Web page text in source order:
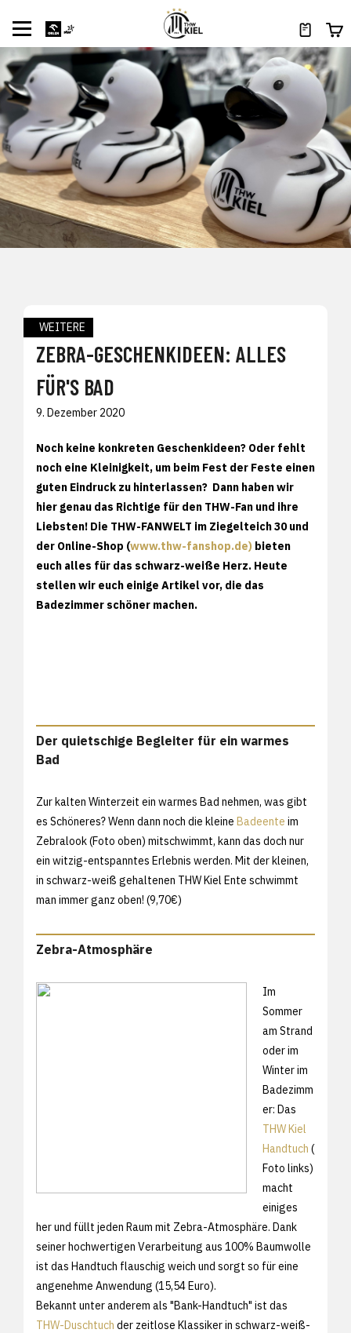
WEITERE
ZEBRA-GESCHENKIDEEN: ALLES
FÜR'S BAD
9. Dezember 2020
Noch keine konkreten Geschenkideen? Oder fehlt
noch eine Kleinigkeit, um beim Fest der Feste einen
guten Eindruck zu hinterlassen? Dann haben wir
hier genau das Richtige für den THW-Fan und ihre
Liebsten! Die THW-FANWELT im Ziegelteich 30 und
der Online-Shop (www.thw-fanshop.de) bieten
euch alles für das schwarz-weiße Herz. Heute
stellen wir euch einige Artikel vor, die das
Badezimmer schöner machen.
Der quietschige Begleiter für ein warmes
Bad
Zur kalten Winterzeit ein warmes Bad nehmen, was gibt
es Schöneres? Wenn dann noch die kleine Badeente im
Zebralook (Foto oben) mitschwimmt, kann das doch nur
ein witzig-entspanntes Erlebnis werden. Mit der kleinen,
in schwarz-weiß gehaltenen THW Kiel Ente schwimmt
man immer ganz oben! (9,70€)
Zebra-Atmosphäre
Im
Sommer
am Strand
oder im
Winter im
Badezimm
er: Das
THW Kiel
Handtuch (
Foto links)
macht
einiges
her und füllt jeden Raum mit Zebra-Atmosphäre. Dank
seiner hochwertigen Verarbeitung aus 100% Baumwolle
ist das Handtuch flauschig weich und sorgt so für eine
angenehme Anwendung (15,54 Euro).
Bekannt unter anderem als "Bank-Handtuch" ist das
THW-Duschtuch der zeitlose Klassiker in schwarz-weiß-